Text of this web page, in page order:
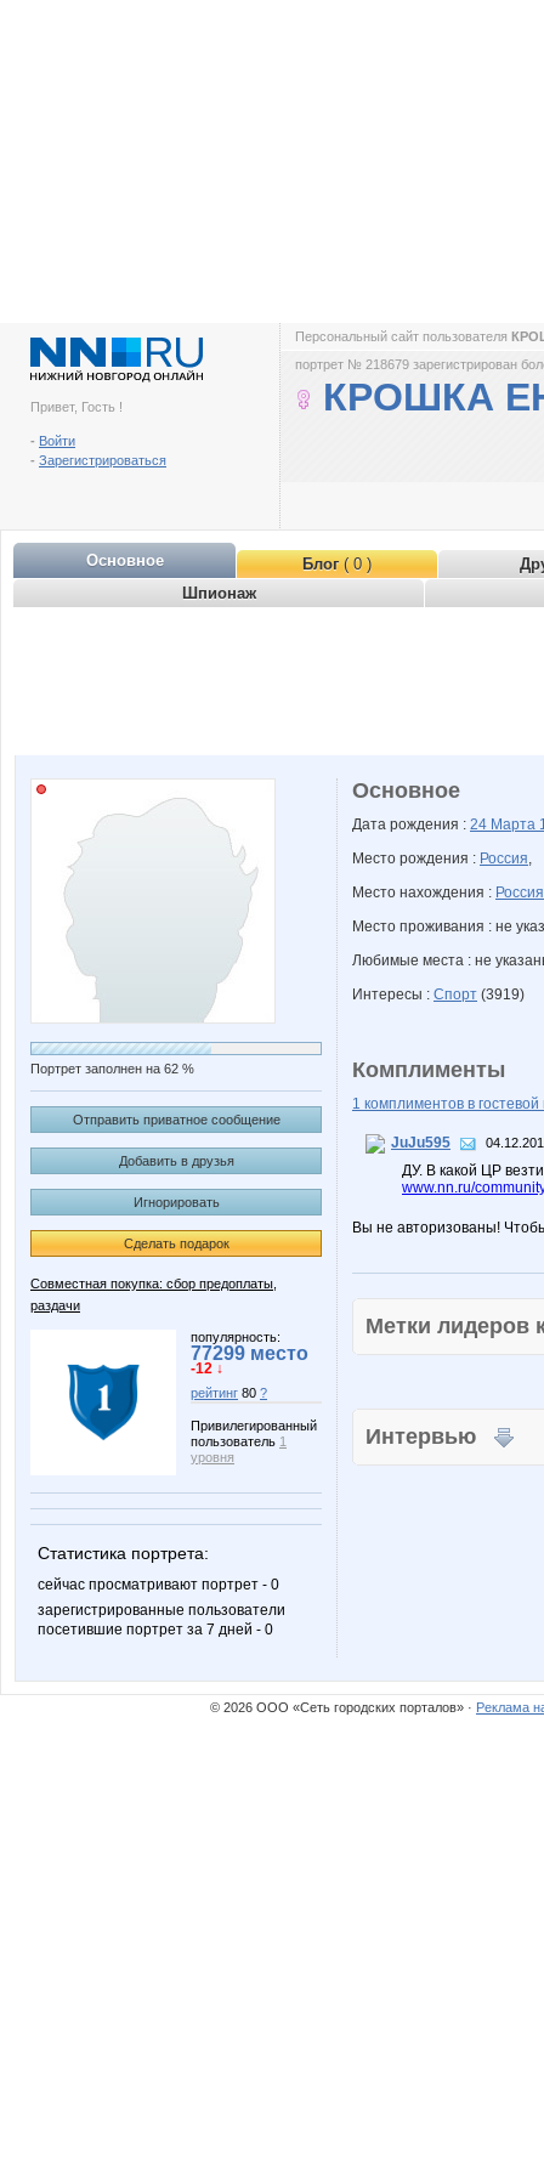
Привет, Гость !
- Войти
- Зарегистрироваться
Персональный сайт пользователя
портрет № 218679 зарегистрирован
КРОШКА
Основное Блог( 0 )
Шпионаж
Портрет заполнен на 62 %
Отправить приватное сообщение
Добавить в друзья
Игнорировать
Сделать подарок
Совместная покупка: сбор предоплаты,
раздачи
популярность:
77299 место
-12 ↓
рейтинг 80 ?
Привилегированный
пользователь 1
уровня
Статистика портрета:
сейчас просматривают портрет - 0
зарегистрированные пользователи
посетившие портрет за 7 дней - 0
Основное
Дата рождения : 24 Марта
Место рождения : Россия,
Место нахождения : Россия
Место проживания : не
Любимые места : не
Интересы : Спорт (3919)
Комплименты
1 комплиментов в гостевой
JuJu595
ДУ. В какой ЦР
www.nn.ru/
Вы не авторизованы!
Метки
Интервью
© 2026 ООО «Сеть городских порталов» · Реклама